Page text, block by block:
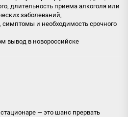
длительность приема алкоголя или
заболеваний,
и необходимость срочного
вывод в новороссийске
— это шанс прервать